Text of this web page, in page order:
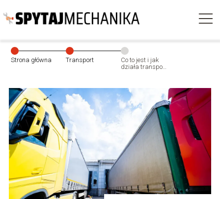
Strona główna Transport
Co to jest i jak
działa transport